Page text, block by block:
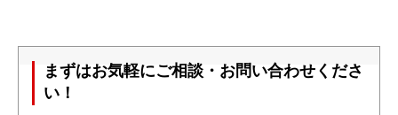
まずはお気軽にご相談・お問い合わせくださ
い！